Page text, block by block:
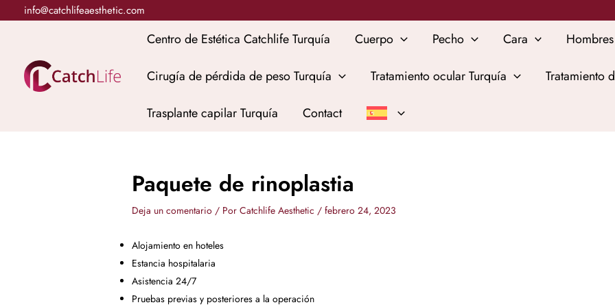
info@catchlifeaesthetic.com
Centro de Estética Catchlife Turquía Cuerpo Pecho Cara Hombres
Cirugía de pérdida de peso Turquía Tratamiento ocular Turquía Tratamiento
Trasplante capilar Turquía Contact
Paquete de rinoplastia
Deja un comentario / Por Catchlife Aesthetic / febrero 24, 2023
Alojamiento en hoteles
Estancia hospitalaria
Asistencia 24/7
Pruebas previas y posteriores a la operación